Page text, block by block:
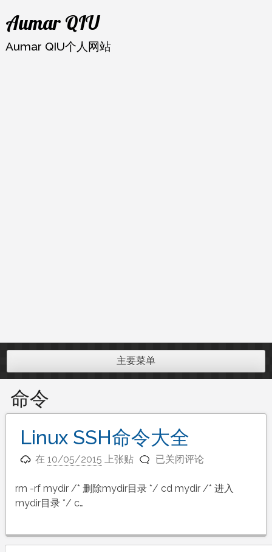
至
内
Aumar QIU
Aumar QIU个人网站
主要菜单
命令
Linux SSH命令大全
在10/05/2015 上张贴
Linux
命
全
已关闭评论
rm -rf mydir /* 删除mydir目录 */ cd mydir /* 进入
mydir目录 */ c…